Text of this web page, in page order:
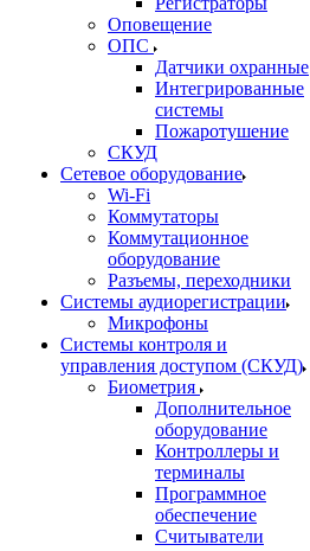
Оповещение
ОПС
Датчики охранные
Интегрированные
системы
Пожаротушение
СКУД
Сетевое оборудование
Wi-Fi
Коммутаторы
Коммутационное
оборудование
Разъемы, переходники
Системы аудиорегистрации
Микрофоны
Системы контроля и
управления доступом (СКУД)
Биометрия
Дополнительное
оборудование
Контроллеры и
терминалы
Программное
обеспечение
Считыватели